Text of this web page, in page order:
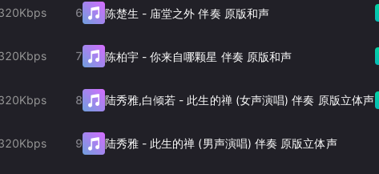
Kbps
Kbps
Kbps
Kbps
6 陈楚生 - 庙堂之外 伴奏 原版和声
7 陈柏宇-你来自哪颗星 伴奏 原版和声
8 陆秀雅,白倾若 - 此生的禅 (女声演唱) 伴奏 原版立体声
9 陆秀雅- 此生的禅 (男声演唱) 伴奏 原版立体声